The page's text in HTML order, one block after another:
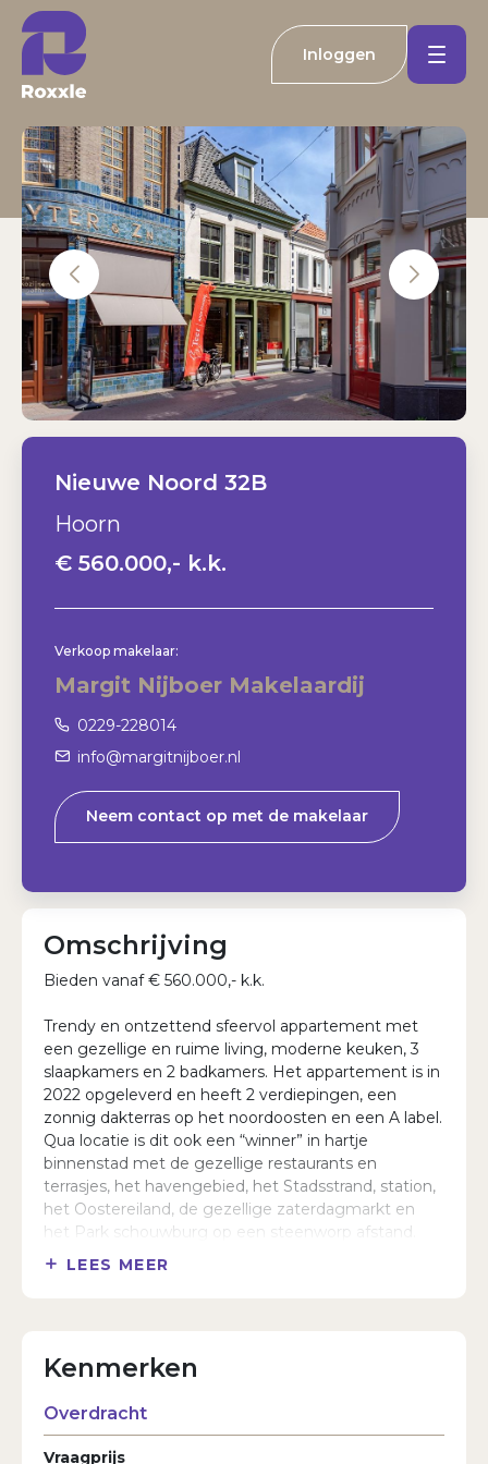
Welkom bij Roxxle
Inloggen Registreren
E-mailadres
Wachtwoord
Koopwoningen
Huurwoningen
Buitenland
Nieuwbouw
Actueel
Kantoren
Contact
Inloggen
Nieuwe Noord 32B
Hoorn
€ 560.000,- k.k.
Verkoop makelaar:
Margit Nijboer Makelaardij
0229-228014
info@margitnijboer.nl
Neem contact op met de makelaar
Omschrijving
Bieden vanaf € 560.000,- k.k.
Trendy en ontzettend sfeervol appartement met
een gezellige en ruime living, moderne keuken, 3
slaapkamers en 2 badkamers. Het appartement is in
2022 opgeleverd en heeft 2 verdiepingen, een
zonnig dakterras op het noordoosten en een A label.
Qua locatie is dit ook een “winner” in hartje
binnenstad met de gezellige restaurants en
terrasjes, het havengebied, het Stadsstrand, station,
het Oostereiland, de gezellige zaterdagmarkt en
het Park schouwburg op een steenworp afstand.
Kortom, beslist een bezichtiging waard.
de voordeur. Echt een heerlijk plekje want vanwege
vrijwel de hele dag de zon.
Achter de voordeur een diepe hal waar een massief
LEES MEER
Kenmerken
Overdracht
Vraagprijs